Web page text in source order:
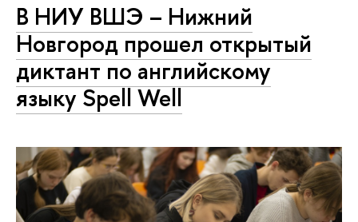
В НИУ ВШЭ – Нижний
Новгород прошел открытый
диктант по английскому
языку Spell Well